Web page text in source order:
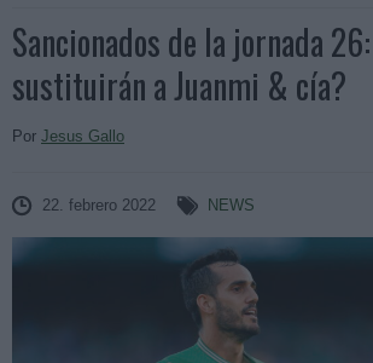
Sancionados de la jornada
sustituirán a Juanmi & cía?
Por Jesus Gallo
22. febrero 2022 NEWS